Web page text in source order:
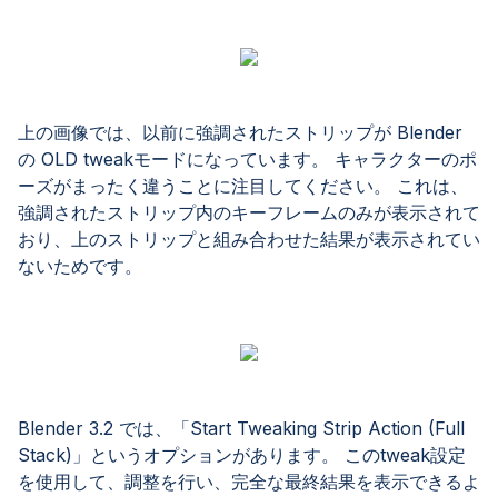
上の画像では、以前に強調されたストリップが Blender
の OLD tweakモードになっています。 キャラクターのポ
ーズがまったく違うことに注目してください。 これは、
強調されたストリップ内のキーフレームのみが表示されて
おり、上のストリップと組み合わせた結果が表示されてい
ないためです。
Blender 3.2 では、「Start Tweaking Strip Action (Full
Stack)」というオプションがあります。 このtweak設定
を使用して、調整を行い、完全な最終結果を表示できるよ